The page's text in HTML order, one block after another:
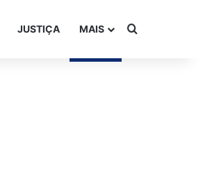
JUSTIÇA MAIS Procurar por